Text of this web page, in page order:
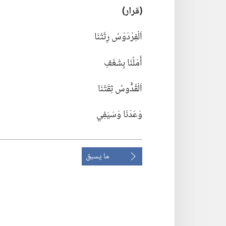
‏(‏قرار)‏
اَلْفِرْدَوْسُ رِثَتُنَا
أَمَلُنَا بِشَغَفِ
اَلْقُدُّوسُ ثِقَتُنَا
وَعَدَنَا وَسَيَفِي
ما يسبق